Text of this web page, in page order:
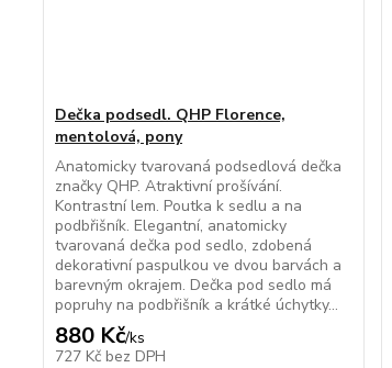
Dečka podsedl. QHP Florence,
mentolová, pony
Anatomicky tvarovaná podsedlová dečka
značky QHP. Atraktivní prošívání.
Kontrastní lem. Poutka k sedlu a na
podbřišník. Elegantní, anatomicky
tvarovaná dečka pod sedlo, zdobená
dekorativní paspulkou ve dvou barvách a
barevným okrajem. Dečka pod sedlo má
popruhy na podbřišník a krátké úchytky...
880 Kč/ks
727 Kč bez DPH